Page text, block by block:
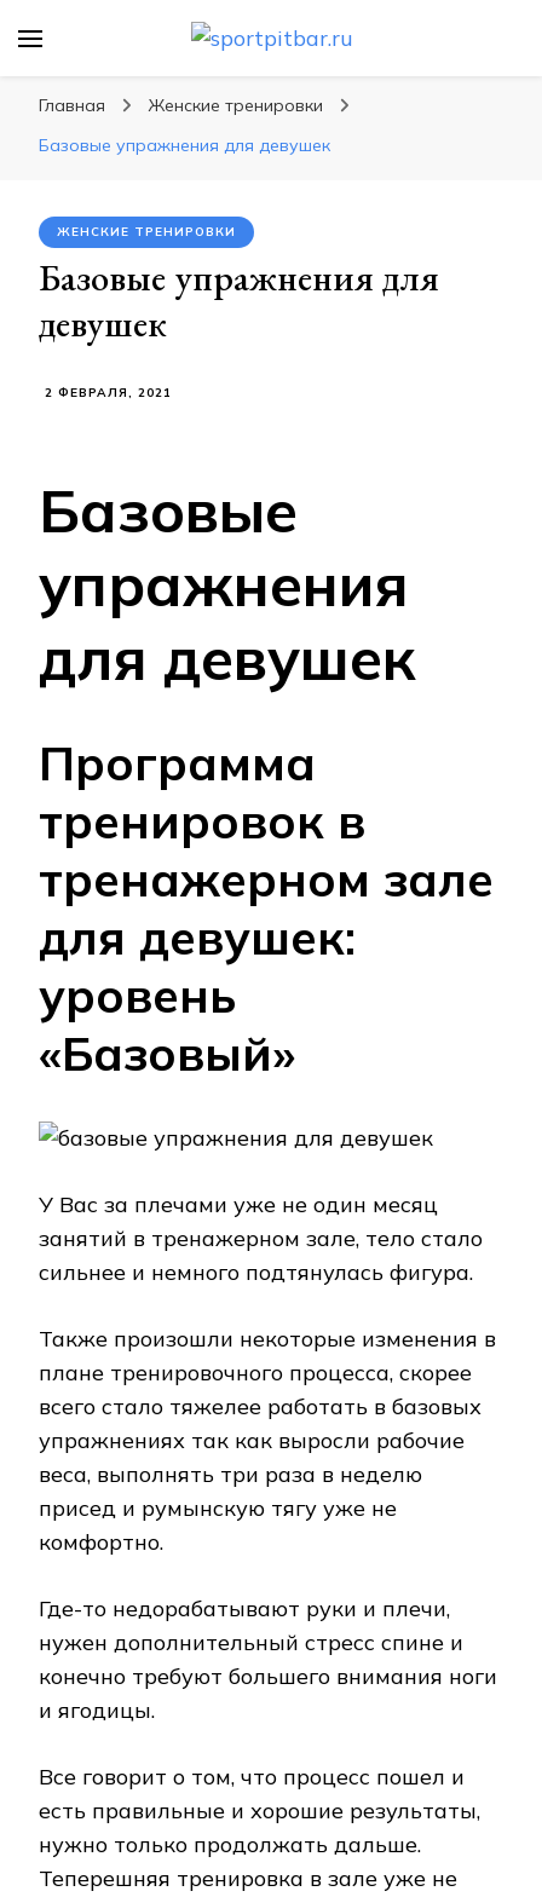
спортивных упражнения, правильные
диеты, программы тренировок
Главная
Женские тренировки
Базовые упражнения для девушек
ЖЕНСКИЕ ТРЕНИРОВКИ
Базовые упражнения для
девушек
2 ФЕВРАЛЯ, 2021
Базовые
упражнения
для девушек
Программа
тренировок в
тренажерном зале
для девушек:
уровень
«Базовый»
У Вас за плечами уже не один месяц
занятий в тренажерном зале, тело стало
сильнее и немного подтянулась фигура.
Также произошли некоторые изменения в
плане тренировочного процесса, скорее
всего стало тяжелее работать в базовых
упражнениях так как выросли рабочие
веса, выполнять три раза в неделю
присед и румынскую тягу уже не
комфортно.
Где-то недорабатывают руки и плечи,
нужен дополнительный стресс спине и
конечно требуют большего внимания ноги
и ягодицы.
Все говорит о том, что процесс пошел и
есть правильные и хорошие результаты,
нужно только продолжать дальше.
Теперешняя тренировка в зале уже не